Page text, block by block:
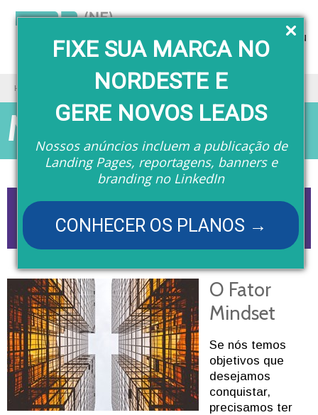
FIXE SUA MARCA NO
NORDESTE E
GERE NOVOS LEADS
Nossos anúncios incluem a publicação de
Landing Pages, reportagens, banners e
branding no LinkedIn
CONHECER OS PLANOS →
Menu
Home
Matérias
O Fator
Mindset
Se nós temos
objetivos que
desejamos
conquistar,
precisamos ter